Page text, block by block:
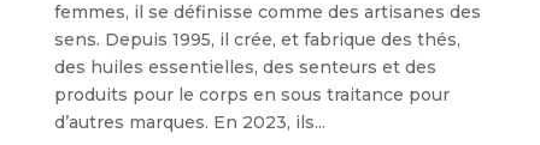
femmes, il se définisse comme des artisanes des
sens. Depuis 1995, il crée, et fabrique des thés,
des huiles essentielles, des senteurs et des
produits pour le corps en sous traitance pour
d’autres marques. En 2023, ils...